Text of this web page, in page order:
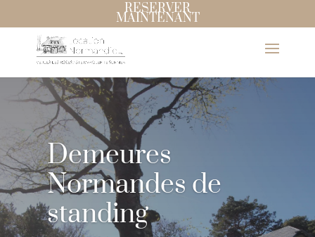
RESERVER
MAINTENANT
Demeures
Normandes de
standing